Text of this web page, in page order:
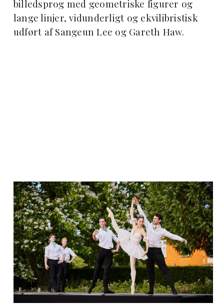
billedsprog med geometriske figurer og
lange linjer, vidunderligt og ekvilibristisk
udført af Sangeun Lee og Gareth Haw.